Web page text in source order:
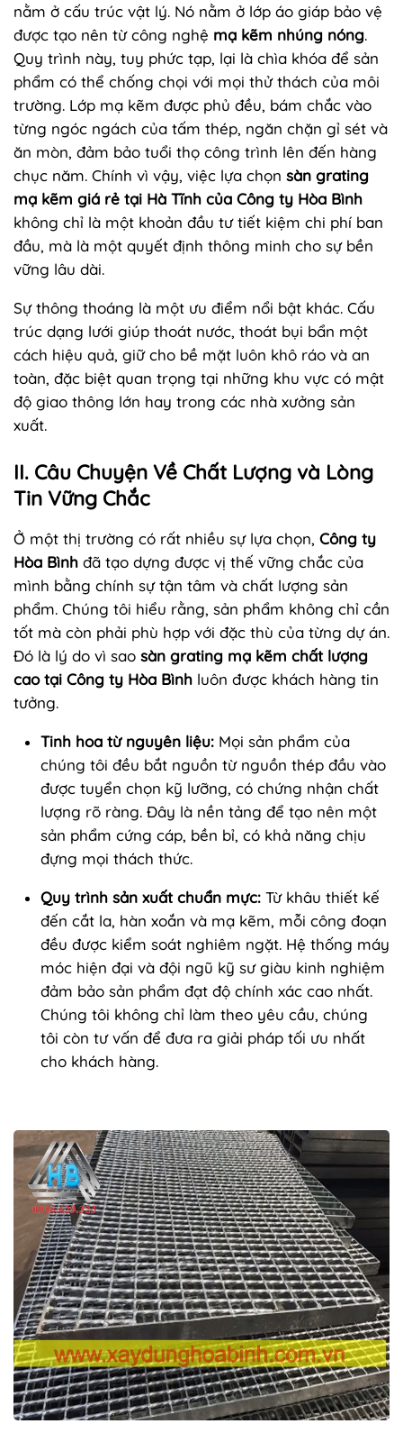
nằm ở cấu trúc vật lý. Nó nằm ở lớp áo giáp bảo vệ
được tạo nên từ công nghệ mạ kẽm nhúng nóng.
Quy trình này, tuy phức tạp, lại là chìa khóa để sản
phẩm có thể chống chọi với mọi thử thách của môi
trường. Lớp mạ kẽm được phủ đều, bám chắc vào
từng ngóc ngách của tấm thép, ngăn chặn gỉ sét và
ăn mòn, đảm bảo tuổi thọ công trình lên đến hàng
chục năm. Chính vì vậy, việc lựa chọn sàn grating
mạ kẽm giá rẻ tại Hà Tĩnh của Công ty Hòa Bình
không chỉ là một khoản đầu tư tiết kiệm chi phí ban
đầu, mà là một quyết định thông minh cho sự bền
vững lâu dài.
Sự thông thoáng là một ưu điểm nổi bật khác. Cấu
trúc dạng lưới giúp thoát nước, thoát bụi bẩn một
cách hiệu quả, giữ cho bề mặt luôn khô ráo và an
toàn, đặc biệt quan trọng tại những khu vực có mật
độ giao thông lớn hay trong các nhà xưởng sản
xuất.
II. Câu Chuyện Về Chất Lượng và Lòng
Tin Vững Chắc
Ở một thị trường có rất nhiều sự lựa chọn, Công ty
Hòa Bình đã tạo dựng được vị thế vững chắc của
mình bằng chính sự tận tâm và chất lượng sản
phẩm. Chúng tôi hiểu rằng, sản phẩm không chỉ cần
tốt mà còn phải phù hợp với đặc thù của từng dự án.
Đó là lý do vì sao sàn grating mạ kẽm chất lượng
cao tại Công ty Hòa Bình luôn được khách hàng tin
tưởng.
Tinh hoa từ nguyên liệu: Mọi sản phẩm của
chúng tôi đều bắt nguồn từ nguồn thép đầu vào
được tuyển chọn kỹ lưỡng, có chứng nhận chất
lượng rõ ràng. Đây là nền tảng để tạo nên một
sản phẩm cứng cáp, bền bỉ, có khả năng chịu
đựng mọi thách thức.
Quy trình sản xuất chuẩn mực: Từ khâu thiết kế
đến cắt la, hàn xoắn và mạ kẽm, mỗi công đoạn
đều được kiểm soát nghiêm ngặt. Hệ thống máy
móc hiện đại và đội ngũ kỹ sư giàu kinh nghiệm
đảm bảo sản phẩm đạt độ chính xác cao nhất.
Chúng tôi không chỉ làm theo yêu cầu, chúng
tôi còn tư vấn để đưa ra giải pháp tối ưu nhất
cho khách hàng.